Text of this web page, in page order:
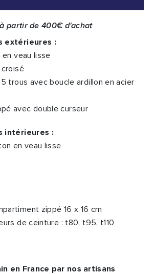
partir de 400€ d'achat
extérieures :
en veau lisse
croisé
trous avec boucle ardillon en acier
avec double curseur
intérieures :
en veau lisse
zippé 16 x 16 cm
de ceinture : t80, t95, t110
en France par nos artisans